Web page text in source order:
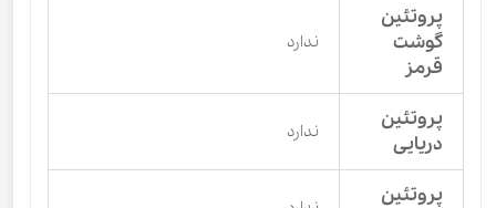
پروتئین
گوشت
قرمز
ندارد
پروتئین
دریایی
ندارد
پروتئین